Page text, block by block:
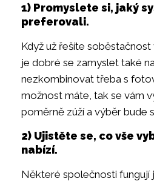
1) Promyslete si, jaký
preferovali.
Když už řešíte
je dobré se zamyslet také
nezkombinovat třeba s
možnost máte, tak se vám
poměrně zúží a výběr bude
2) Ujistěte se, co vše
nabízí.
Některé společnosti fungují